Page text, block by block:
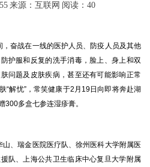
来源：互联网 阅读：40
奋战在一线的医护人员、防疫人员及其他
护服和反复的洗手消毒，脸上、身上和双
问题及皮肤疾病，甚至还有可能影响正常
“解忧”，常笑健康于2月19日向即将奔赴湖
300多盒七参连湿疹膏。
、瑞金医院医疗队、徐州医科大学附属医
队、上海公共卫生临床中心复旦大学附属